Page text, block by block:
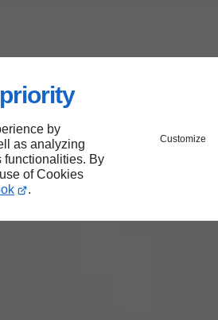
by
as analyzing
functionalities. By
of Cookies
.
Customize